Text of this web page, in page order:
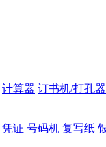
计算器 订书机/打孔器
凭证 号码机 复写纸